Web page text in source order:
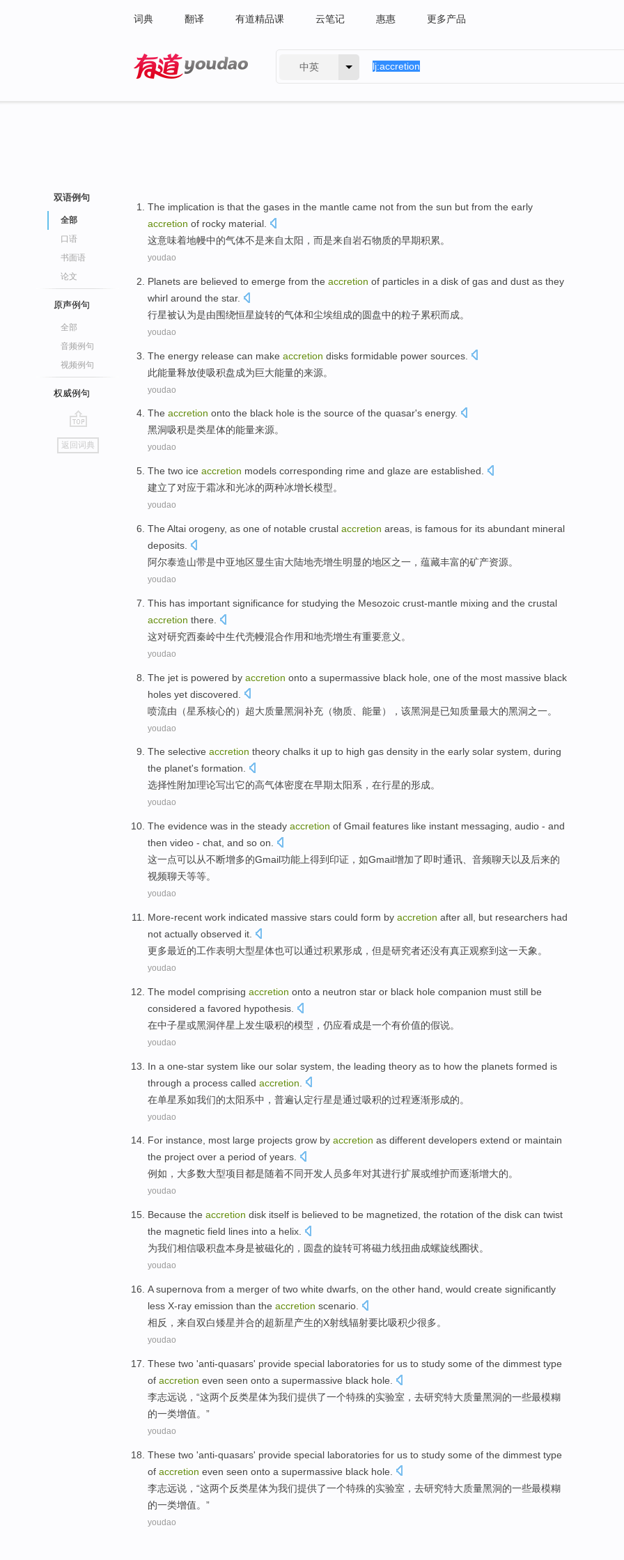
词典 翻译 有道精品课 云笔记 惠惠 更多产品
中英
双语例句
全部
口语
书面语
论文
原声例句
全部
音频例句
视频例句
权威例句
go
top
返回词典
The implication is that the gases in the mantle came not from the sun but from the early
accretion of rocky material
这意味着地幔中的气体不是来自太阳 ， 而是来自岩石物质的早期积累。
youdao
Planets are believed to emerge from the accretion of particles in a disk of gas and dust as they
whirl around the star.
行星被认为是由围绕恒星旋转的气体和尘埃组成的圆盘中的粒子累积而成。
youdao
The energy release can make accretion disks formidable power sources
此能量释放使吸积盘成为巨大能量的来源。
youdao
The accretion onto the black hole is the source of the quasar's energy.
黑洞吸积是类星体的能量来源。
youdao
The two ice accretion models corresponding rime and glaze are established
建立了对应于霜冰和光冰的两种冰增长模型。
youdao
The Altai orogeny, as one of notable crustal accretion areas , is famous for its abundant mineral
deposits
阿尔泰造山带是中亚地区显生宙大陆地壳增生明显的地区之一 ，蕴藏丰富的矿产资源。
youdao
This has important significance for studying the Mesozoic crust-mantle mixing and the crustal
accretion there.
这对研究西秦岭中生代壳幔混合作用和地壳增生有重要意义 。
youdao
The jet is powered by accretion onto a supermassive black hole one of the most massive black
holes yet discovered.
喷流由 （星系核心的） 超大质量黑洞补充（物质、能量），该黑洞是已知质量最大的黑洞之一。
youdao
The selective accretion theory chalks it up to high gas density in the early solar system, during
the planet's formation.
选择性附加理论写出它的高气体密度在早期太阳系 ， 在行星的形成。
youdao
The evidence was in the steady accretion of Gmail features like instant messaging audio - and
then video - chat , and so on
这一点可以 从不断增多的Gmail功能 上得到印证， 如Gmail增加了即时通讯 音频聊天以及 后来的
视频聊天等等。
youdao
More-recent work indicated massive stars could form by accretion after all, but researchers had
not actually observed it
更多最近的工作表明大型星体也可以通过积累形成 ， 但是研究者还没有真正观察到这一天象。
youdao
The model comprising accretion onto a neutron star or black hole companion must still be
considered a favored hypothesis.
在中子星或黑洞伴星上发生吸积的模型 ， 仍应看成是一个有价值的假说。
youdao
In a one-star system like our solar system , the leading theory as to how the planets formed is
through a process called accretion
在单星系如我们的太阳系中，普遍认定行星是通过吸积的过程逐渐形成的。
youdao
For instance, most large projects grow by accretion as different developers extend or maintain
the project over a period of years.
例如 ， 大多数大型项目都是随着不同开发人员多年对其进行扩展或维护而逐渐增大的。
youdao
Because the accretion disk itself is believed to be magnetized , the rotation of the disk can twist
the magnetic field lines into a helix
为我们相信吸积盘本身是被磁化的 ， 圆盘的旋转可将磁力线扭曲成螺旋线圈状。
youdao
A supernova from a merger of two white dwarfs , on the other hand, would create significantly
less X-ray emission than the accretion scenario.
相反， 来自双白矮星并合的超新星产生的X射线辐射要比吸积少很多。
youdao
These two 'anti-quasars' provide special laboratories for us to study some of the dimmest type
of accretion even seen onto a supermassive black hole
李志远说，“这两个反类星体为我们提供了一个特殊的实验室 ， 去研究特大质量黑洞的一些最模糊
的一类增值。”
youdao
These two 'anti-quasars' provide special laboratories for us to study some of the dimmest type
of accretion even seen onto a supermassive black hole
李志远说，“这两个反类星体为我们提供了一个特殊的实验室 ， 去研究特大质量黑洞的一些最模糊
的一类增值。”
youdao